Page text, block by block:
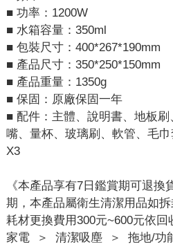
■ 功率：1200W
■ 水箱容量：350ml
■ 包裝尺寸：400*267*190mm
■ 產品尺寸：350*250*150mm
■ 產品重量：1350g
■ 保固：原廠保固一年
■ 配件：主體、說明書、地板
嘴、量杯、玻璃刷、軟管、毛
X3
《本產品享有7日鑑賞期可退換
期，本產品屬衛生清潔用品如
耗材更換費用300元~600元依回
家電
＞ 清潔吸塵 ＞ 拖地/功